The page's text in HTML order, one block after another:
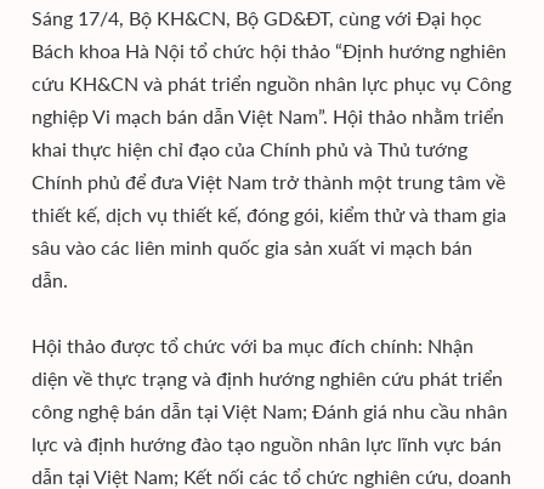
Sáng 17/4, Bộ KH&CN, Bộ GD&ĐT, cùng với Đại học
Bách khoa Hà Nội tổ chức hội thảo “Định hướng nghiên
cứu KH&CN và phát triển nguồn nhân lực phục vụ Công
nghiệp Vi mạch bán dẫn Việt Nam”. Hội thảo nhằm triển
khai thực hiện chỉ đạo của Chính phủ và Thủ tướng
Chính phủ để đưa Việt Nam trở thành một trung tâm về
thiết kế, dịch vụ thiết kế, đóng gói, kiểm thử và tham gia
sâu vào các liên minh quốc gia sản xuất vi mạch bán
dẫn.
Hội thảo được tổ chức với ba mục đích chính: Nhận
diện về thực trạng và định hướng nghiên cứu phát triển
công nghệ bán dẫn tại Việt Nam; Đánh giá nhu cầu nhân
lực và định hướng đào tạo nguồn nhân lực lĩnh vực bán
dẫn tại Việt Nam; Kết nối các tổ chức nghiên cứu, doanh